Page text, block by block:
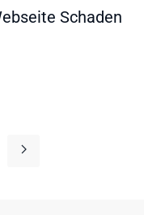
Schaden